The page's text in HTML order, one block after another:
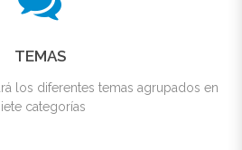
TEMAS
los diferentes temas agrupados en
categorías